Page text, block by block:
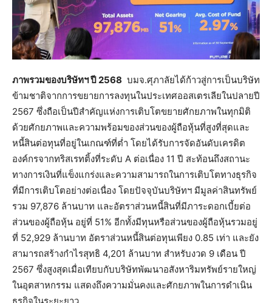
ภาพรวมของบริษัทฯ ปี 2568 บมจ.ศุภาลัยได้ก้าวสู่การเป็นบริษัท
ข้ามชาติจากการขยายการลงทุนในประเทศออสเตรเลียในปลายปี
2567 ซึ่งถือเป็นปีสำคัญแห่งการเติบโตขยายศักยภาพในทุกมิติ
ด้วยศักยภาพและความพร้อมของส่วนของผู้ถือหุ้นที่สูงที่สุดและ
หนี้สินต่อทุนที่อยู่ในเกณฑ์ที่ต่ำ โดยได้รับการจัดอันดับเครดิต
องค์กรจากทริสเรทติ้งที่ระดับ A ต่อเนื่อง 11 ปี สะท้อนถึงสถานะ
ทางการเงินที่แข็งแกร่งและความสามารถในการเติบโตทางธุรกิจ
ที่มีการเติบโตอย่างต่อเนื่อง โดยปัจจุบันบริษัทฯ มีมูลค่าสินทรัพย์
รวม 97,876 ล้านบาท และอัตราส่วนหนี้สินที่มีภาระดอกเบี้ยต่อ
ส่วนของผู้ถือหุ้น อยู่ที่ 51% อีกทั้งมีทุนหรือส่วนของผู้ถือหุ้นรวมอยู่
ที่ 52,929 ล้านบาท อัตราส่วนหนี้สินต่อทุนเพียง 0.85 เท่า และยัง
สามารถสร้างกำไรสุทธิ 4,201 ล้านบาท สำหรับงวด 9 เดือน ปี
2567 ซึ่งสูงสุดเมื่อเทียบกับบริษัทพัฒนาอสังหาริมทรัพย์รายใหญ่
ในอุตสาหกรรม แสดงถึงความมั่นคงและศักยภาพในการดำเนิน